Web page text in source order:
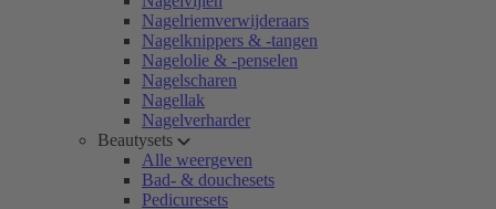
Nagelriemverwijderaars
Nagelknippers & -tangen
Nagelolie & -penselen
Nagelscharen
Nagellak
Nagelverharder
Beautysets
Alle weergeven
Bad- & douchesets
Pedicuresets